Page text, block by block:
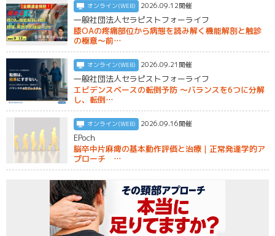
オンライン(WEB) 2026.09.12開催
一般社団法人セラピストフォーライフ
膝OAの疼痛部位から病態を読み解く機能解剖と触診
の極意〜前…
オンライン(WEB) 2026.09.21開催
一般社団法人セラピストフォーライフ
エビデンスベースの転倒予防 〜バランスを6つに分解
し、転倒…
オンライン(WEB) 2026.09.16開催
EPoch
脳卒中片麻痺の基本動作評価と治療｜正常発達学的ア
プローチ …